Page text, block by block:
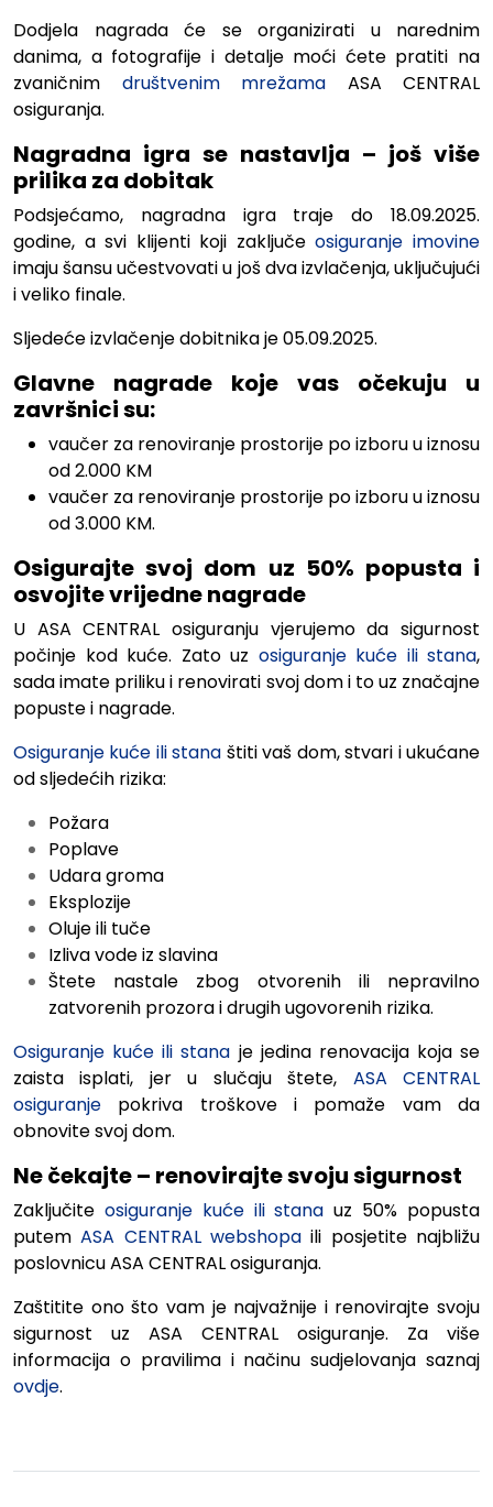
Dodjela nagrada će se organizirati u narednim
danima, a fotografije i detalje moći ćete pratiti na
zvaničnim društvenim mrežama ASA CENTRAL
osiguranja.
Nagradna igra se nastavlja – još više
prilika za dobitak
Podsjećamo, nagradna igra traje do 18.09.2025.
godine, a svi klijenti koji zaključeosiguranje imovine
imaju šansu učestvovati u još dva izvlačenja, uključujući
i veliko finale.
Sljedeće izvlačenje dobitnika je 05.09.2025.
Glavne nagrade koje vas očekuju u
završnici su:
vaučer za renoviranje prostorije po izboru u iznosu
od 2.000 KM
vaučer za renoviranje prostorije po izboru u iznosu
od 3.000 KM.
Osigurajte svoj dom uz 50% popusta i
osvojite vrijedne nagrade
U ASA CENTRAL osiguranju vjerujemo da sigurnost
počinje kod kuće. Zato uz osiguranje kuće ili stana,
sada imate priliku i renovirati svoj dom i to uz značajne
popuste i nagrade.
Osiguranje kuće ili stana štiti vaš dom, stvari i ukućane
od sljedećih rizika:
Požara
Poplave
Udara groma
Eksplozije
Oluje ili tuče
Izliva vode iz slavina
Štete nastale zbog otvorenih ili nepravilno
zatvorenih prozora i drugih ugovorenih rizika.
Osiguranje kuće ili stana je jedina renovacija koja se
zaista isplati, jer u slučaju štete, ASA CENTRAL
osiguranje pokriva troškove i pomaže vam da
obnovite svoj dom.
Ne čekajte – renovirajte svoju sigurnost
Zaključite osiguranje kuće ili stana uz 50% popusta
putemASA CENTRAL webshopa ili posjetite najbližu
poslovnicu ASA CENTRAL osiguranja.
Zaštitite ono što vam je najvažnije i renovirajte svoju
sigurnost uz ASA CENTRAL osiguranje. Za više
informacija o pravilima i načinu sudjelovanja saznaj
ovdje.